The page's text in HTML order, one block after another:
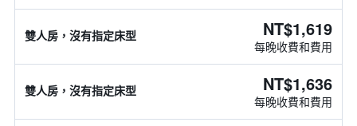
雙人房，沒有指定床型 NT$1,619
每晚收費和費用
雙人房，沒有指定床型 NT$1,636
每晚收費和費用